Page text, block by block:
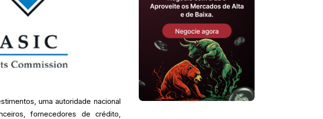
uma autoridade nacional
fornecedores de crédito,